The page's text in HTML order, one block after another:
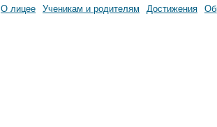
О лицее Ученикам и родителям Достижения